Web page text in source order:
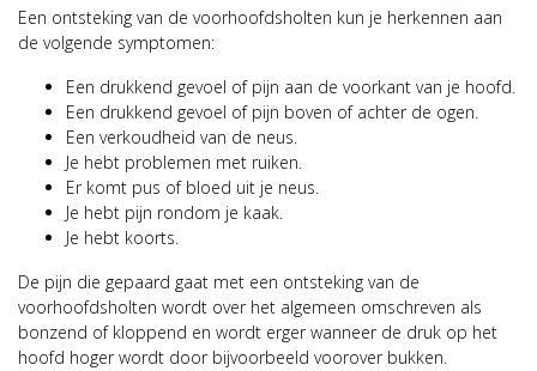
Een ontsteking van de voorhoofdsholten kun je herkennen aan
de volgende symptomen:
Een drukkend gevoel of pijn aan de voorkant van je hoofd.
Een drukkend gevoel of pijn boven of achter de ogen.
Een verkoudheid van de neus.
Je hebt problemen met ruiken.
Er komt pus of bloed uit je neus.
Je hebt pijn rondom je kaak.
Je hebt koorts.
De pijn die gepaard gaat met een ontsteking van de
voorhoofdsholten wordt over het algemeen omschreven als
bonzend of kloppend en wordt erger wanneer de druk op het
hoofd hoger wordt door bijvoorbeeld voorover bukken.